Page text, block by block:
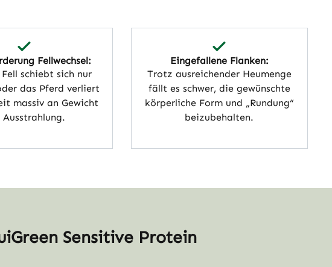
Fellwechsel:
Fell schiebt sich nur
das Pferd verliert
massiv an Gewicht
Ausstrahlung.
Eingefallene Flanken:
Trotz ausreichender Heumenge
fällt es schwer, die gewünschte
körperliche Form und „Rundung“
beizubehalten.
Sensitive Protein